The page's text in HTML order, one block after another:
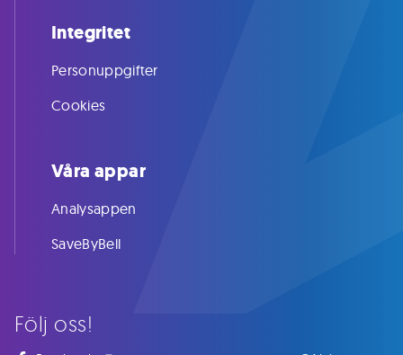
Följ oss!
Integritet
Personuppgifter
Cookies
Våra appar
Analysappen
SaveByBell